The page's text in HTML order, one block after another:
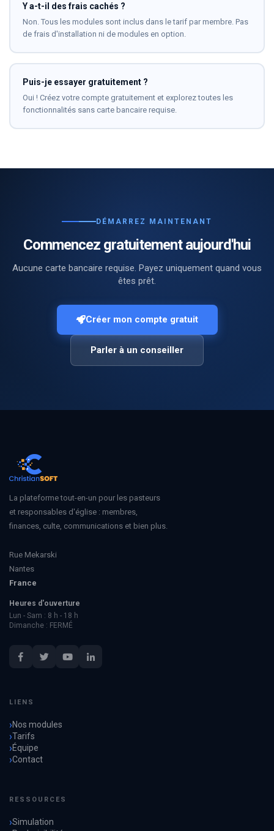
Y a-t-il des frais cachés ?
Non. Tous les modules sont inclus dans le tarif par membre. Pas
de frais d'installation ni de modules en option.
Puis-je essayer gratuitement ?
Oui ! Créez votre compte gratuitement et explorez toutes les
fonctionnalités sans carte bancaire requise.
DÉMARREZ MAINTENANT
Commencez gratuitement aujourd'hui
Aucune carte bancaire requise. Payez uniquement quand vous
êtes prêt.
Créer mon compte gratuit
Parler à un conseiller
La plateforme tout-en-un pour les pasteurs
et responsables d'église : membres,
finances, culte, communications et bien plus.
Rue Mekarski
Nantes
France
Heures d'ouverture
Lun - Sam : 8 h - 18 h
Dimanche : FERMÉ
LIENS
Nos modules
Tarifs
Équipe
Contact
RESSOURCES
Simulation